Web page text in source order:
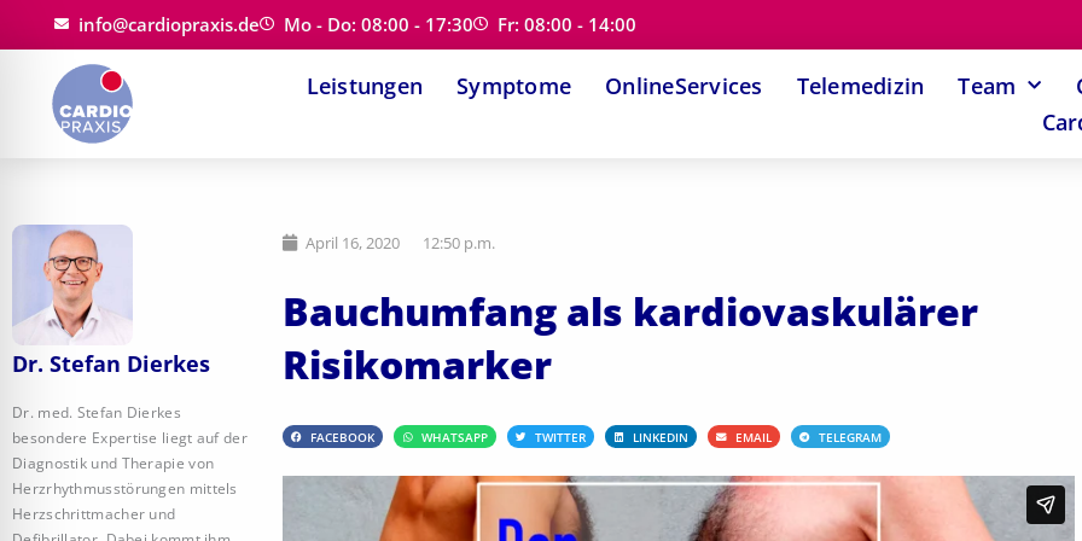
Inhalt
springen
info@cardiopraxis.de Mo - Do: 08:00 - 17:30 Fr: 08:00 - 14:00
Leistungen Symptome OnlineServices Telemedizin Team
Dr. Stefan Dierkes
Dr. med. Stefan Dierkes
besondere Expertise liegt auf der
Diagnostik und Therapie von
Herzrhythmusstörungen mittels
Herzschrittmacher und
April 16, 2020 12:50 p.m.
Bauchumfang als kardiovaskulärer
Risikomarker
FACEBOOK WHATSAPP TWITTER LINKEDIN EMAIL TELEGRAM